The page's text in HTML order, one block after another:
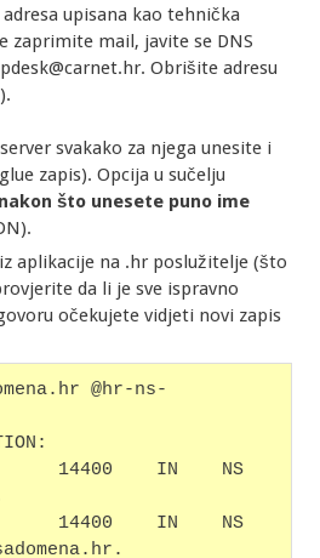
upisana kao tehnička
zaprimite mail, javite se DNS
Obrišite adresu
svakako za njega unesite i
zapis). Opcija u sučelju
što unesete puno ime
aplikacije na .hr poslužitelje (što
da li je sve ispravno
očekujete vidjeti novi zapis
@hr-ns-
14400    IN    NS
14400    IN    NS